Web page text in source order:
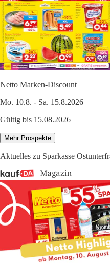
Netto Marken-Discount
Mo. 10.8. - Sa. 15.8.2026
Gültig bis 15.08.2026
Mehr Prospekte
Aktuelles zu Sparkasse